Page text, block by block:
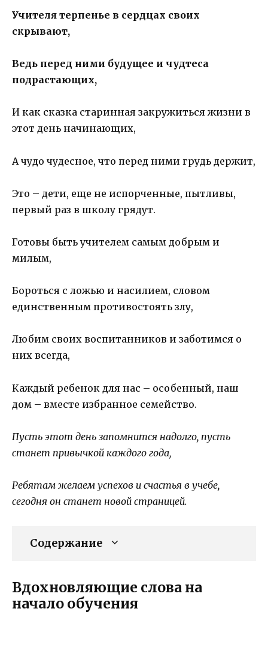
Учителя терпенье в сердцах своих
скрывают,
Ведь перед ними будущее и чудтеса
подрастающих,
И как сказка старинная закружиться жизни в
этот день начинающих,
А чудо чудесное, что перед ними грудь держит,
Это – дети, еще не испорченные, пытливы,
первый раз в школу грядут.
Готовы быть учителем самым добрым и
милым,
Бороться с ложью и насилием, словом
единственным противостоять злу,
Любим своих воспитанников и заботимся о
них всегда,
Каждый ребенок для нас – особенный, наш
дом – вместе избранное семейство.
Пусть этот день запомнится надолго, пусть
станет привычкой каждого года,
Ребятам желаем успехов и счастья в учебе,
сегодня он станет новой страницей.
Содержание
Вдохновляющие слова на
начало обучения